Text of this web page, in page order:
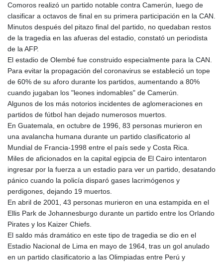
MGA 4918.938878
MKD 61.524236
MMK 2427.596601
MNT 4159.0218
MRU 46.338424
MUR 54.419742
MVR 17.862733
MWK 1998.775164
MXN 19.812061
MYR 4.728715
MZN 73.882892
NAD 18.726567
NGN 1577.963717
NIO 42.419473
NOK 10.99759
NPR 175.501819
NZD 1.966719
OMR 0.442445
PAB 1.152686
PGK 5.093937
PHP 70.183258
PKR 320.014324
Comoros realizó un partido notable contra Camerún, luego de
clasificar a octavos de final en su primera participación en la CAN.
Minutos después del pitazo final del partido, no quedaban restos
de la tragedia en las afueras del estadio, constató un periodista
de la AFP.
El estadio de Olembé fue construido especialmente para la CAN.
Para evitar la propagación del coronavirus se estableció un tope
de 60% de su aforo durante los partidos, aumentando a 80%
cuando jugaban los "leones indomables" de Camerún.
Algunos de los más notorios incidentes de aglomeraciones en
partidos de fútbol han dejado numerosos muertos.
En Guatemala, en octubre de 1996, 83 personas murieron en
una avalancha humana durante un partido clasificatorio al
Mundial de Francia-1998 entre el país sede y Costa Rica.
Miles de aficionados en la capital egipcia de El Cairo intentaron
ingresar por la fuerza a un estadio para ver un partido, desatando
pánico cuando la policía disparó gases lacrimógenos y
perdigones, dejando 19 muertos.
En abril de 2001, 43 personas murieron en una estampida en el
Ellis Park de Johannesburgo durante un partido entre los Orlando
Pirates y los Kaizer Chiefs.
El saldo más dramático en este tipo de tragedia se dio en el
Estadio Nacional de Lima en mayo de 1964, tras un gol anulado
en un partido clasificatorio a las Olimpiadas entre Perú y